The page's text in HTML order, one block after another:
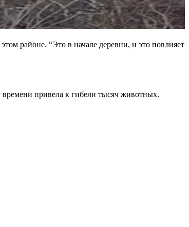
районе. “Это в начале деревни, и это повлияет
привела к гибели тысяч животных.